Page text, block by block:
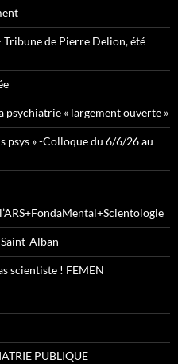
de Pierre Delion, été
« largement ouverte »
psys » -Colloque du 6/6/26 au
Alban
scientiste ! FEMEN
PUBLIQUE